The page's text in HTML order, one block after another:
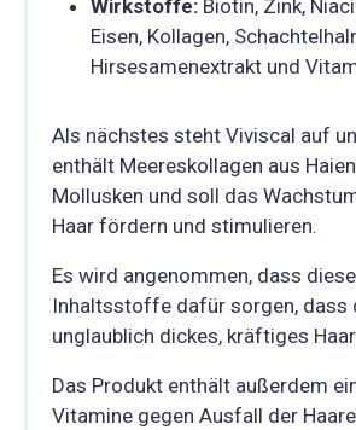
Wirkstoffe: Biotin, Zink,
Eisen, Kollagen,
Hirsesamenextrakt und
Als nächstes steht Viviscal auf
enthält Meereskollagen aus
Mollusken und soll das
Haar fördern und stimulieren.
Es wird angenommen, dass
Inhaltsstoffe dafür sorgen, dass
unglaublich dickes, kräftiges
Das Produkt enthält außerdem
Vitamine gegen Ausfall der